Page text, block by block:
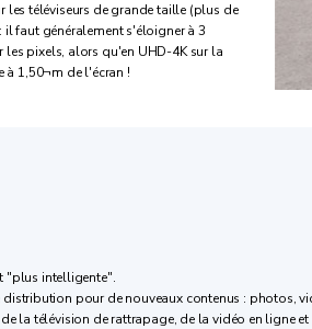
les téléviseurs de grande taille (plus de
faut généralement s'éloigner à 3
les pixels, alors qu'en UHD-4K sur la
1,50¬m de l'écran !
"plus intelligente".
pour de nouveaux contenus :
de la télévision de rattrapage, de la vidéo en ligne